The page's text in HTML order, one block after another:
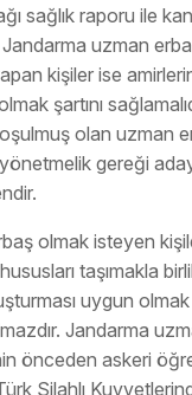
sağlık raporu ile
uzman
kişiler ise
şartını
olan uzman
gereği
olmak isteyen
taşımakla
uygun olmak
Jandarma
önceden askeri
Silahlı